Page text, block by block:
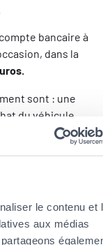
le contenu et
aux médias
bancaire à
dans la
sont : une
du véhicule
mai 2025) au nom
également
accepte que
afin de faire la
son site internet